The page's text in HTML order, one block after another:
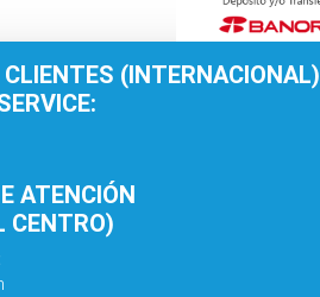
(INTERNACIONAL)
ATENCIÓN
CENTRO)